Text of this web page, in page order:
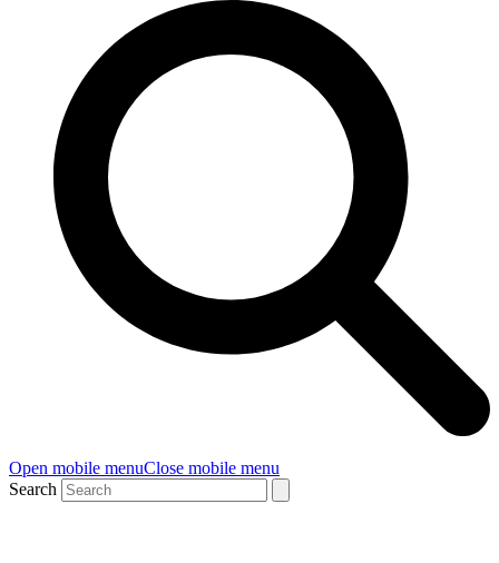
Open mobile menuClose mobile menu
Search